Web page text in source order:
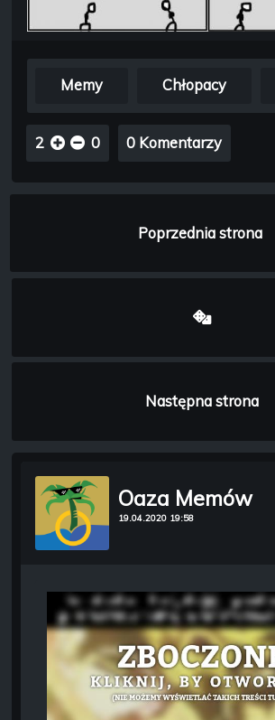
Memy Chłopacy
2 0 0 Komentarzy
Poprzednia strona
Następna strona
Oaza Memów
19.04.2020 19:58